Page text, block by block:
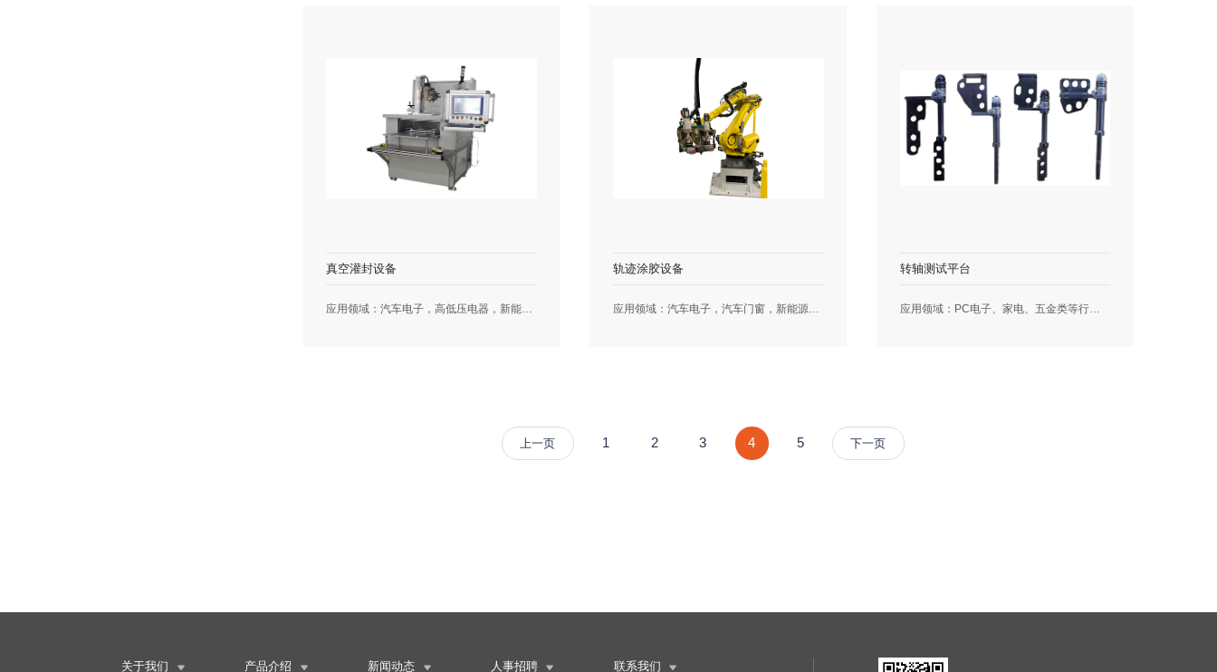
真空灌封设备
应用领域：汽车电子，高低压电器，新能源性能特点：◊真空灌封工艺：解决灌封气泡及流不到位问题◊真空搅拌脱泡：解决气泡及胶水储存失效问题◊伺服活塞计量阀：保证出胶稳定性CPK大于1.76◊双泵增压供料：解决切泵时的供胶压力丢失◊供胶管自循环：解决胶管沉淀及气泡残留◊加热辅助：提高高粘度胶水流动性◊压力液位监测：
轨迹涂胶设备
应用领域：汽车电子，汽车门窗，新能源性能特点：◊六轴机械手轨迹控制：实现轨迹编程与出胶速度实时匹配，完美保障胶条饱满均匀。◊伺服齿轮泵控胶系统：通过伺服齿轮泵与精密流量计闭环补偿控制系统保证出胶稳定性◊真空搅拌脱泡：解决气泡及胶水储存失效问题◊双泵增压供料：解决切泵时的供胶压力丢失◊供胶管自循环：解
转轴测试平台
应用领域：PC电子、家电、五金类等行业工艺：产品自动夹持，伺服电机带动扭力传感器采集旋转过程中每个角度的实时扭力值并以曲线图的形式显示在触摸屏界面;扭力值不符合要求的产品可通过伺服自动调节扭力，调节后二次测试扭力值,最终实现产品零不良。优势工艺：1.自动旋转测试扭力；2.根据扭力值计算自动调节扭力螺母
上一页 1 2 3 4 5 下一页
关于我们  产品介绍  新闻动态  人事招聘  联系我们 